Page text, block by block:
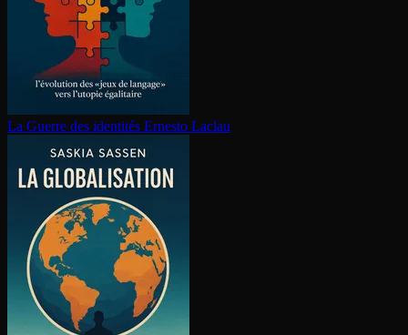
La Guerre des identités Ernesto Laclau